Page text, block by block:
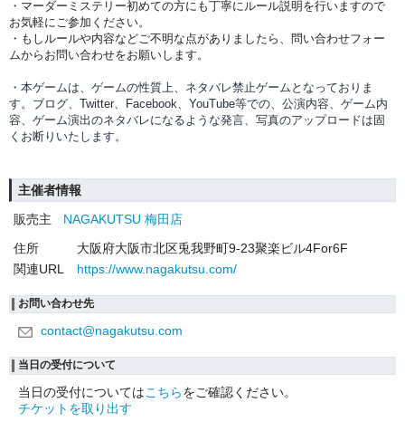
・マーダーミステリー初めての方にも丁寧にルール説明を行いますので
お気軽にご参加ください。
・もしルールや内容などご不明な点がありましたら、問い合わせフォー
ムからお問い合わせをお願いします。
・本ゲームは、ゲームの性質上、ネタバレ禁止ゲームとなっておりま
す。ブログ、Twitter、Facebook、YouTube等での、 公演内容、 ゲーム内
容、ゲーム演出のネタバレになるような発言、写真のアップロードは固
くお断りいたします。
主催者情報
販売主
NAGAKUTSU 梅田店
住所
大阪府大阪市北区兎我野町9-23聚楽ビル4For6F
関連URL
https://www.nagakutsu.com/
お問い合わせ先
contact@nagakutsu.com
当日の受付について
当日の受付についてはこちらをご確認ください。
チケットを取り出す